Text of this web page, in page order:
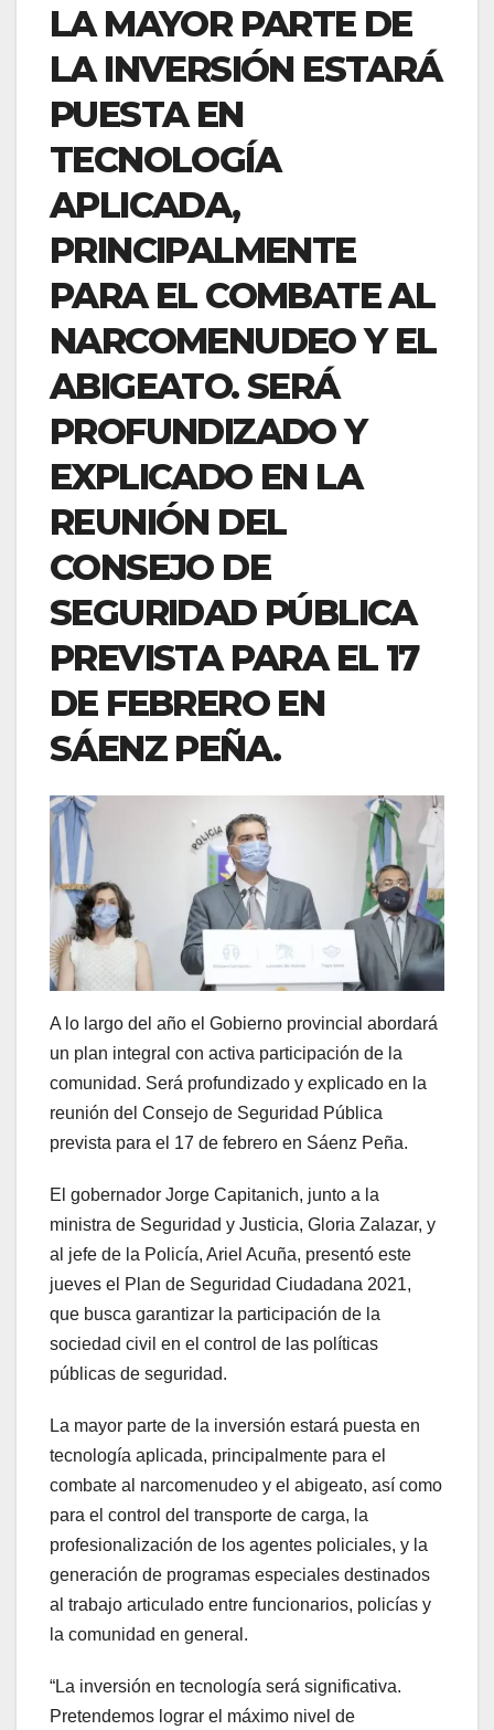
LA MAYOR PARTE DE
LA INVERSIÓN ESTARÁ
PUESTA EN
TECNOLOGÍA
APLICADA,
PRINCIPALMENTE
PARA EL COMBATE AL
NARCOMENUDEO Y EL
ABIGEATO. SERÁ
PROFUNDIZADO Y
EXPLICADO EN LA
REUNIÓN DEL
CONSEJO DE
SEGURIDAD PÚBLICA
PREVISTA PARA EL 17
DE FEBRERO EN
SÁENZ PEÑA.
A lo largo del año el Gobierno provincial abordará
un plan integral con activa participación de la
comunidad. Será profundizado y explicado en la
reunión del Consejo de Seguridad Pública
prevista para el 17 de febrero en Sáenz Peña.
El gobernador Jorge Capitanich, junto a la
ministra de Seguridad y Justicia, Gloria Zalazar, y
al jefe de la Policía, Ariel Acuña, presentó este
jueves el Plan de Seguridad Ciudadana 2021,
que busca garantizar la participación de la
sociedad civil en el control de las políticas
públicas de seguridad.
La mayor parte de la inversión estará puesta en
tecnología aplicada, principalmente para el
combate al narcomenudeo y el abigeato, así como
para el control del transporte de carga, la
profesionalización de los agentes policiales, y la
generación de programas especiales destinados
al trabajo articulado entre funcionarios, policías y
la comunidad en general.
“La inversión en tecnología será significativa.
Pretendemos lograr el máximo nivel de